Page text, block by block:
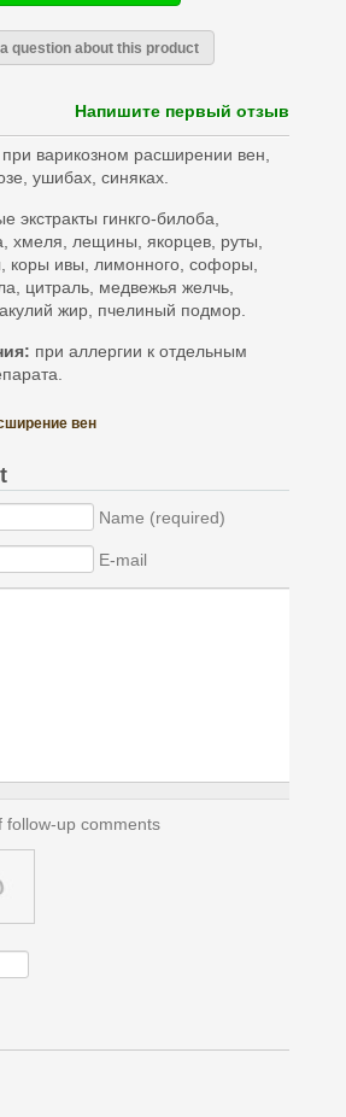
question about this product
Напишите первый отзыв
при варикозном расширении вен,
ушибах, синяках.
экстракты гинкго-билоба,
хмеля, лещины, якорцев, руты,
коры ивы, лимонного, софоры,
цитраль, медвежья желчь,
жир, пчелиный подмор.
при аллергии к отдельным
вен
Name (required)
E-mail
follow-up comments